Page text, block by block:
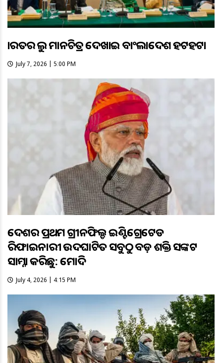
ଭାରତର ଭୁଲ ମାନଚିତ୍ର ଦେଖାଇ ବାଂଲାଦେଶ ହଟହଟା
July 7, 2026 | 5:00 PM
ଦେଶର ପ୍ରଥମ ଗ୍ରୀନଫିଲ୍ଡ ଇଣ୍ଟିଗ୍ରେଟେଡ
ରିଫାଇନାରୀ ଉଦଘାଟିତ ସବୁଠୁ ବଡ଼ ଶକ୍ତି ସଙ୍କଟ
ସାମ୍ନା କରିଛୁ: ମୋଦି
July 4, 2026 | 4:15 PM